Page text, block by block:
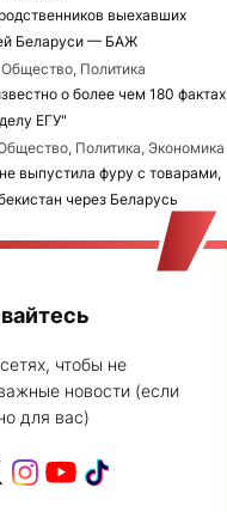
выехавших
Беларуси — БАЖ
Общество, Политика
о более чем 180 фактах
ЕГУ"
Политика, Экономика
выпустила фуру с товарами,
через Беларусь
чтобы не
новости (если
для вас)